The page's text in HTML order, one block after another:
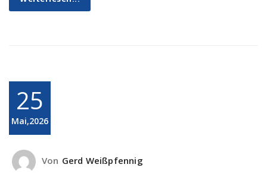
25
Mai,2026
Von Gerd Weißpfennig